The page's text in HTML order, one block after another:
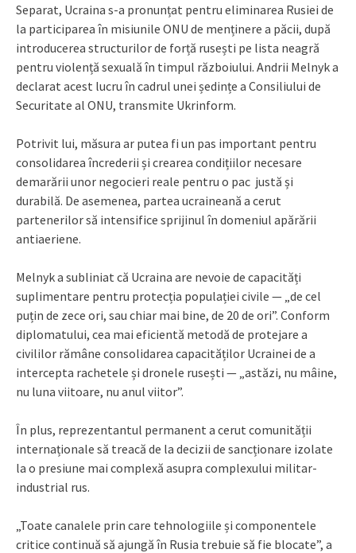
Separat, Ucraina s-a pronunțat pentru eliminarea Rusiei de
la participarea în misiunile ONU de menținere a păcii, după
introducerea structurilor de forță rusești pe lista neagră
pentru violență sexuală în timpul războiului. Andrii Melnyk a
declarat acest lucru în cadrul unei ședințe a Consiliului de
Securitate al ONU, transmite Ukrinform.
Potrivit lui, măsura ar putea fi un pas important pentru
consolidarea încrederii și crearea condițiilor necesare
demarării unor negocieri reale pentru o pac justă și
durabilă. De asemenea, partea ucraineană a cerut
partenerilor să intensifice sprijinul în domeniul apărării
antiaeriene.
Melnyk a subliniat că Ucraina are nevoie de capacități
suplimentare pentru protecția populației civile — „de cel
puțin de zece ori, sau chiar mai bine, de 20 de ori”. Conform
diplomatului, cea mai eficientă metodă de protejare a
civililor rămâne consolidarea capacităților Ucrainei de a
intercepta rachetele și dronele rusești — „astăzi, nu mâine,
nu luna viitoare, nu anul viitor”.
În plus, reprezentantul permanent a cerut comunității
internaționale să treacă de la decizii de sancționare izolate
la o presiune mai complexă asupra complexului militar-
industrial rus.
„Toate canalele prin care tehnologiile și componentele
critice continuă să ajungă în Rusia trebuie să fie blocate”, a